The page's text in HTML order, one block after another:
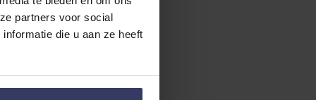
partners voor social
die u aan ze heeft